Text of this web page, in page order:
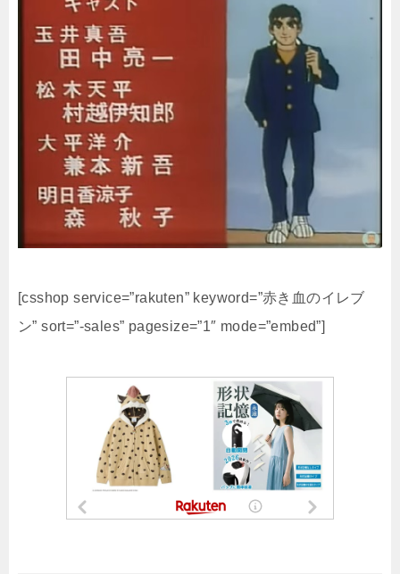
[csshop service=”rakuten” keyword=”赤き血のイレブ
ン” sort=”-sales” pagesize=”1″ mode=”embed”]